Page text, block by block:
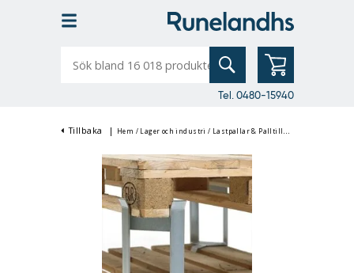
bland
Tel. 0480-15940
Tillbaka | Hem / Lager och industri / Lastpallar & Palltillbehör